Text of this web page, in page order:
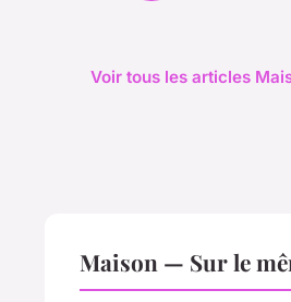
Voir tous les articles
Maison — Sur le